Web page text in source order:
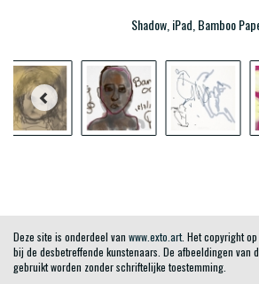
Shadow, iPad, Bamboo
Deze site is onderdeel van www.exto.art. Het copyright
bij de desbetreffende kunstenaars. De afbeeldingen van
gebruikt worden zonder schriftelijke toestemming.